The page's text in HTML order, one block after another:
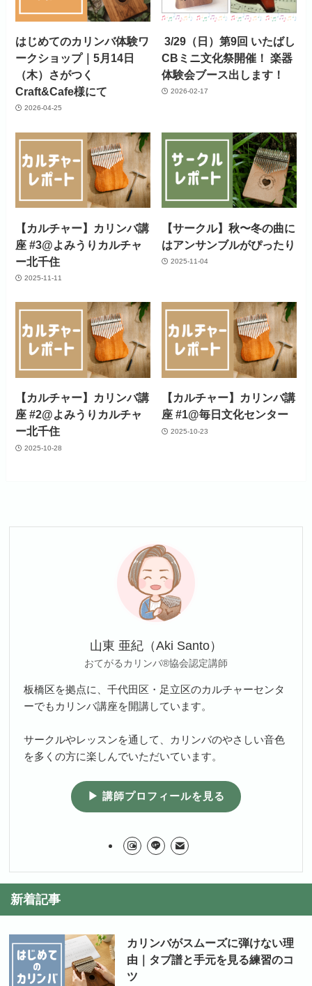
はじめてのカリンバ体験ワ
ークショップ｜5月14日
（木）さがつく
Craft&Cafe様にて
2026-04-25
3/29（日）第9回 いたばし
CBミニ文化祭開催！ 楽器
体験会ブース出します！
2026-02-17
【カルチャー】カリンバ講
座 #3@よみうりカルチャ
ー北千住
2025-11-11
【サークル】秋〜冬の曲に
はアンサンブルがぴったり
2025-11-04
【カルチャー】カリンバ講
座 #2@よみうりカルチャ
ー北千住
2025-10-28
【カルチャー】カリンバ講
座 #1@毎日文化センター
2025-10-23
山東 亜紀（Aki Santo）
おてがるカリンバ®協会認定講師
板橋区を拠点に、千代田区・足立区のカルチャーセンタ
ーでもカリンバ講座を開講しています。
サークルやレッスンを通して、カリンバのやさしい音色
を多くの方に楽しんでいただいています。
▶ 講師プロフィールを見る
新着記事
カリンバがスムーズに弾けない理
由｜タブ譜と手元を見る練習のコ
ツ